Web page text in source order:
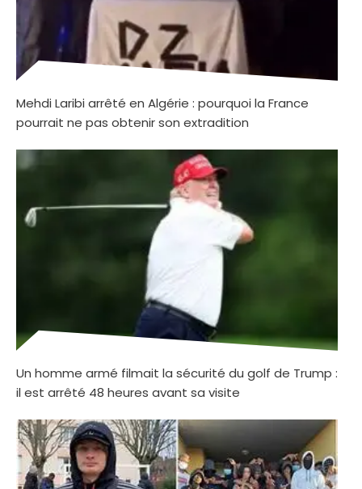
Mehdi Laribi arrêté en Algérie : pourquoi la France
pourrait ne pas obtenir son extradition
Un homme armé filmait la sécurité du golf de Trump :
il est arrêté 48 heures avant sa visite